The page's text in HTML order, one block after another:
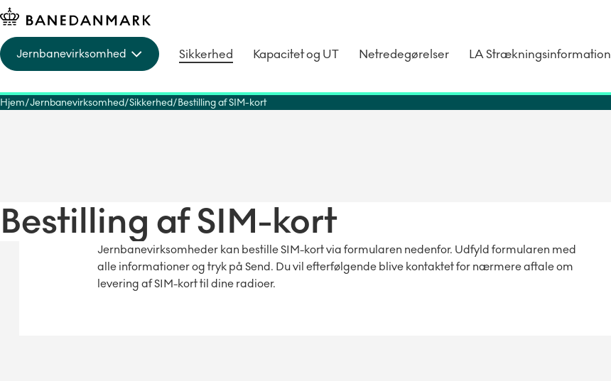
Jernbanevirksomhed Sikkerhed Kapacitet og UT Netredegørelser LA Strækningsinformation
Hjem Jernbanevirksomhed Sikkerhed Bestilling af SIM-kort
Bestilling af SIM-kort
Jernbanevirksomheder kan bestille SIM-kort via formularen nedenfor. Udfyld formularen med
alle informationer og tryk på Send. Du vil efterfølgende blive kontaktet for nærmere aftale om
levering af SIM-kort til dine radioer.